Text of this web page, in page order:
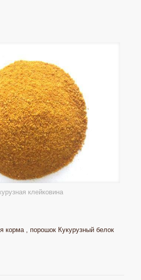
клейковина
корма , порошок Кукурузный белок